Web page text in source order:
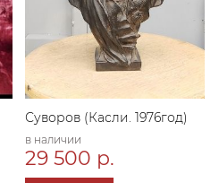
Суворов (Касли. 1976год)
в наличии
29 500 р.